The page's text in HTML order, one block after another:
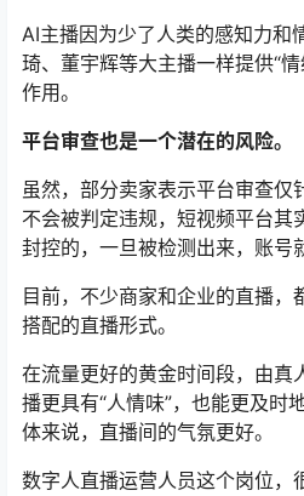
AI主播因为少了人类的感知力和
琦、董宇辉等大主播一样提供“
作用。
平台审查也是一个潜在的风险。
虽然，部分卖家表示平台审查仅
不会被判定违规，短视频平台其
封控的，一旦被检测出来，账号
目前，不少商家和企业的直播，
搭配的直播形式。
在流量更好的黄金时间段，由真
播更具有“人情味”，也能更及时
体来说，直播间的气氛更好。
数字人直播运营人员这个岗位，